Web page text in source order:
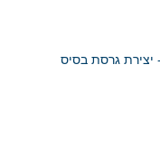
גרסת בסיס